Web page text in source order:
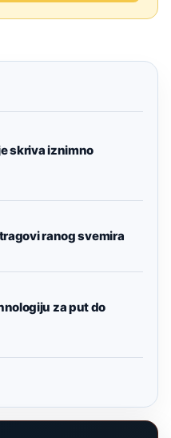
skriva iznimno
ranog svemira
za put do